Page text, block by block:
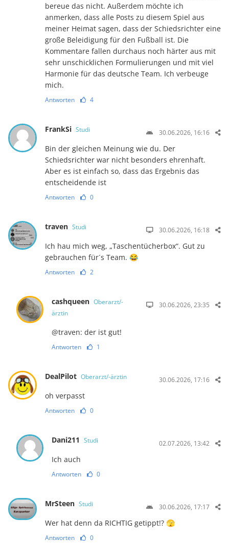
bereue das nicht. Außerdem möchte ich
anmerken, dass alle Posts zu diesem Spiel aus
meiner Heimat sagen, dass der Schiedsrichter eine
große Beleidigung für den Fußball ist. Die
Kommentare fallen durchaus noch härter aus mit
sehr unschicklichen Formulierungen und mit viel
Harmonie für das deutsche Team. Ich verbeuge
mich.
Antworten 4
FrankSi Studi 30.06.2026, 16:16
Bin der gleichen Meinung wie du. Der
Schiedsrichter war nicht besonders ehrenhaft.
Aber es ist einfach so, dass das Ergebnis das
entscheidende ist
Antworten 0
traven Studi 30.06.2026, 16:18
Ich hau mich weg, „Taschentücherbox“. Gut zu
gebrauchen für´s Team. 😂
Antworten 2
cashqueen Oberarzt/-
ärztin
30.06.2026, 23:35
@traven: der ist gut!
Antworten 1
DealPilot Oberarzt/-ärztin 30.06.2026, 17:16
oh verpasst
Antworten 0
Dani211 Studi 02.07.2026, 13:42
Ich auch
Antworten 0
MrSteen Studi 30.06.2026, 17:17
Wer hat denn da RICHTIG getippt!? 🫣
Antworten 0